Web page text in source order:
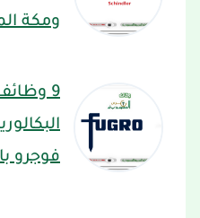
ومكة
9
فوجرو